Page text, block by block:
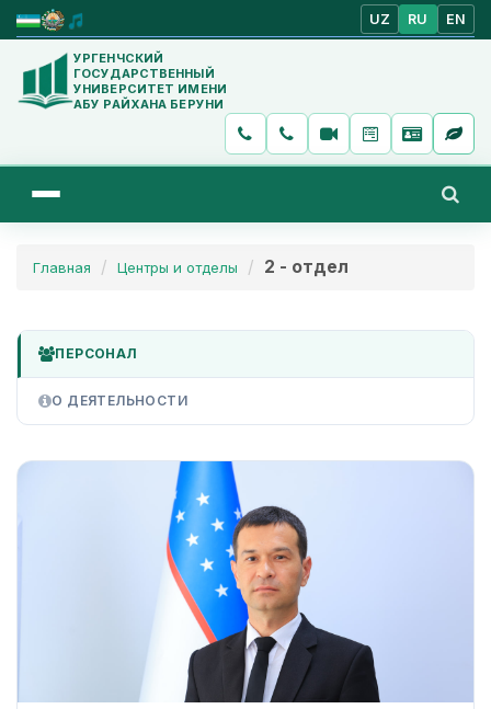
UZ RU EN
УРГЕНЧСКИЙ
ГОСУДАРСТВЕННЫЙ
УНИВЕРСИТЕТ ИМЕНИ
АБУ РАЙХАНА БЕРУНИ
Главная Центры и отделы 2 - отдел
ПЕРСОНАЛ
О ДЕЯТЕЛЬНОСТИ